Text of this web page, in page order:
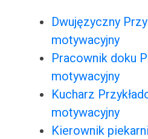
Dwujęzyczny
motywacyjny
Pracownik doku
motywacyjny
Kucharz
motywacyjny
Kierownik